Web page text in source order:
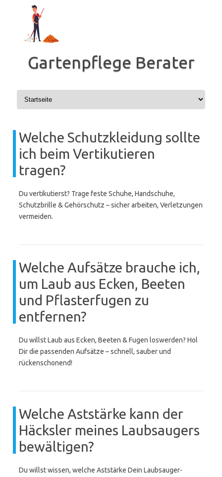
springen
Gartenpflege Berater
Welche Schutzkleidung sollte
ich beim Vertikutieren
tragen?
Du vertikutierst? Trage feste Schuhe, Handschuhe,
Schutzbrille & Gehörschutz – sicher arbeiten, Verletzungen
vermeiden.
Welche Aufsätze brauche ich,
um Laub aus Ecken, Beeten
und Pflasterfugen zu
entfernen?
Du willst Laub aus Ecken, Beeten & Fugen loswerden? Hol
Dir die passenden Aufsätze – schnell, sauber und
rückenschonend!
Welche Aststärke kann der
Häcksler meines Laubsaugers
bewältigen?
Du willst wissen, welche Aststärke Dein Laubsauger-